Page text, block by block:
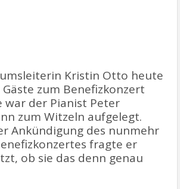
Kristin Otto heute
Gäste zum Benefizkonzert
war der Pianist Peter
zum Witzeln aufgelegt.
Ankündigung des nunmehr
fragte er
ob sie das denn genau